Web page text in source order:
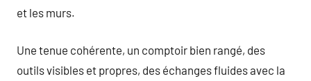
et les murs.
Une tenue cohérente, un comptoir bien rangé, des
outils visibles et propres, des échanges fluides avec la